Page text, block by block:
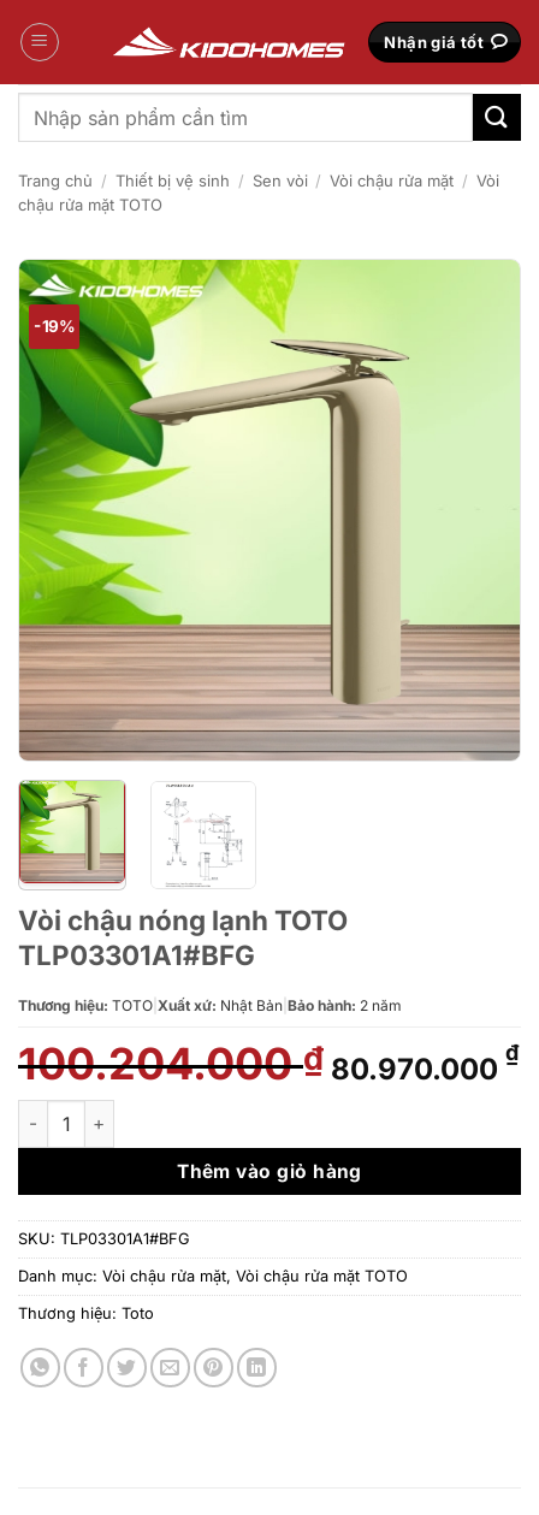
qua
Nhận giá tốt
Tìm
kiếm:
Trang chủ / Thiết bị vệ sinh / Sen vòi / Vòi chậu rửa mặt / Vòi
chậu rửa mặt TOTO
-19%
Vòi chậu nóng lạnh TOTO
TLP03301A1#BFG
Thương hiệu: TOTO Xuất xứ: Nhật Bản Bảo hành: 2 năm
100.204.000₫ Giá
gốc
100.204.000
80.970.000 ₫
Vòi chậu nóng lạnh TOTO TLP03301A1#BFG số lượng
Thêm vào giỏ hàng
SKU: TLP03301A1#BFG
Danh mục: Vòi chậu rửa mặt, Vòi chậu rửa mặt TOTO
Thương hiệu: Toto